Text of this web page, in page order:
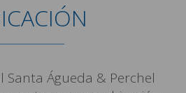
Santa Águeda & Perchel